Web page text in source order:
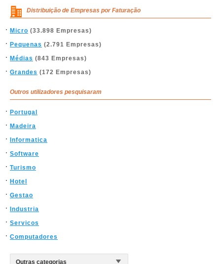
Distribuição de Empresas por Faturação
Micro (33.898 Empresas)
Pequenas (2.791 Empresas)
Médias (843 Empresas)
Grandes (172 Empresas)
Outros utilizadores pesquisaram
Portugal
Madeira
Informatica
Software
Turismo
Hotel
Gestao
Industria
Servicos
Computadores